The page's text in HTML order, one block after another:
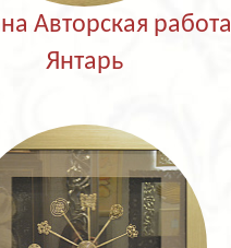
Авторская работа
Янтарь